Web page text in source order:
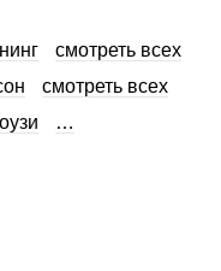
смотреть всех
смотреть всех
…